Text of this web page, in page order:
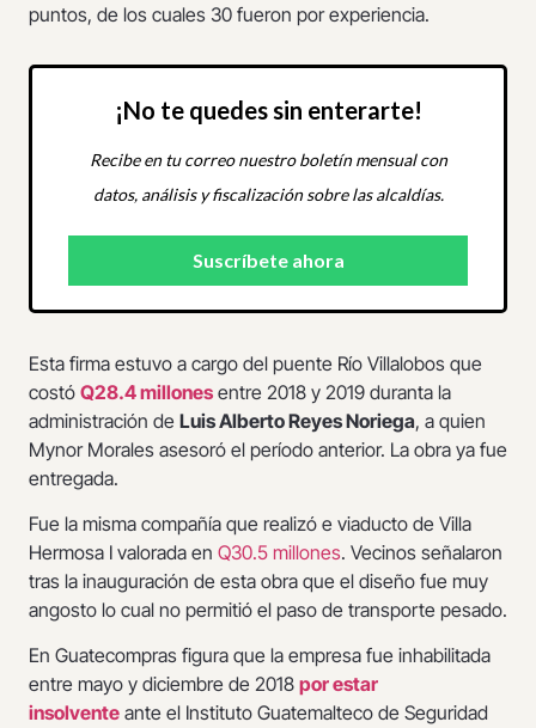
puntos, de los cuales 30 fueron por experiencia.
¡No te quedes sin enterarte!
Recibe en tu correo nuestro boletín mensual con
datos, análisis y fiscalización sobre las alcaldías.
Esta firma estuvo a cargo del puente Río Villalobos que
costó Q28.4 millones entre 2018 y 2019 duranta la
administración de Luis Alberto Reyes Noriega, a quien
Mynor Morales asesoró el período anterior. La obra ya fue
entregada.
Fue la misma compañía que realizó e viaducto de Villa
Hermosa I valorada en Q30.5 millones. Vecinos señalaron
tras la inauguración de esta obra que el diseño fue muy
angosto lo cual no permitió el paso de transporte pesado.
En Guatecompras figura que la empresa fue inhabilitada
entre mayo y diciembre de 2018 por estar
insolvente ante el Instituto Guatemalteco de Seguridad